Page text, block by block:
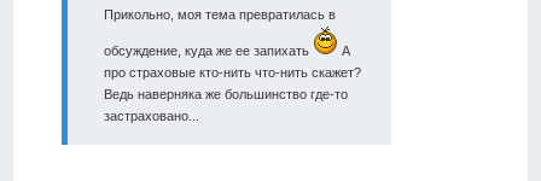
Прикольно, моя тема превратилась в
обсуждение, куда же ее запихать
А
про страховые кто-нить что-нить скажет?
Ведь наверняка же большинство где-то
застраховано...